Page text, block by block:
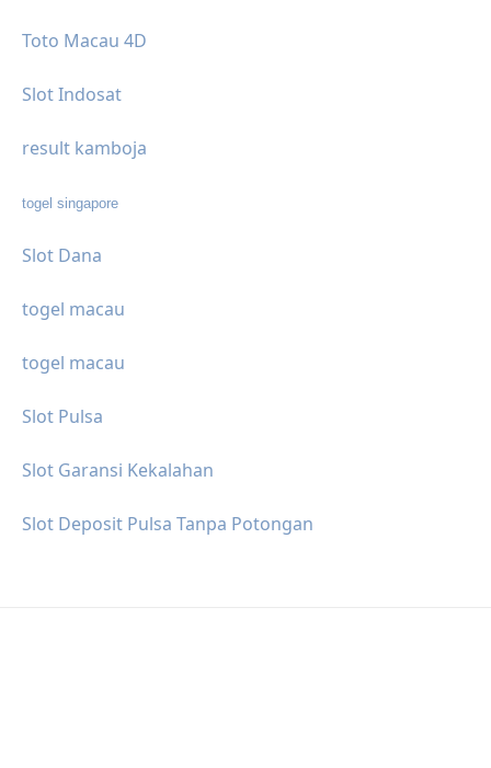
Toto Macau 4D
Slot Indosat
result kamboja
togel singapore
Slot Dana
togel macau
togel macau
Slot Pulsa
Slot Garansi Kekalahan
Slot Deposit Pulsa Tanpa Potongan